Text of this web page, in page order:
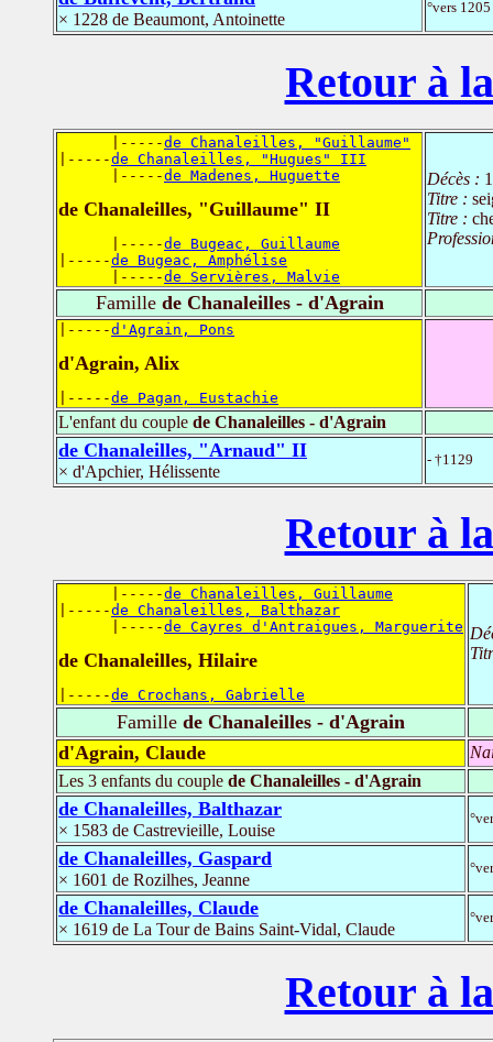
× 1228 de Beaumont, Antoinette
°vers
Retour à
      |-----
de Chanaleilles, "Guillaume"
|-----de Chanaleilles, "Hugues" III
      |-----
de Madenes, Huguette
de Chanaleilles, "Guillaume" II
      |-----
de Bugeac, Guillaume
|-----de Bugeac, Amphélise
      |-----
de Servières, Malvie
Décès :
Titre :
Titre :
Famillede Chanaleilles - d'Agrain
|-----d'Agrain, Pons
d'Agrain, Alix
|-----de Pagan, Eustachie
L'enfant du couple de Chanaleilles - d'Agrain
de Chanaleilles, "Arnaud" II
× d'Apchier, Hélissente
- †1129
Retour à
      |-----
de Chanaleilles, Guillaume
|-----de Chanaleilles, Balthazar
      |-----
de Cayres d'Antraigues, Marguerite
de Chanaleilles, Hilaire
|-----de Crochans, Gabrielle
Famille de Chanaleilles - d'Agrain
d'Agrain, Claude
Les 3 enfants du couple de Chanaleilles - d'Agrain
de Chanaleilles, Balthazar
× 1583 de Castrevieille, Louise
de Chanaleilles, Gaspard
× 1601 de Rozilhes, Jeanne
de Chanaleilles, Claude
× 1619 de La Tour de Bains Saint-Vidal, Claude
Retour à